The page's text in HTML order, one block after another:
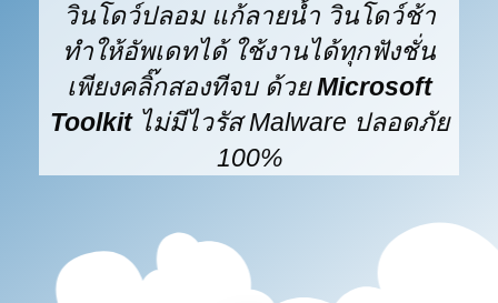
วินโดว์ปลอม แก้ลายน้ำ วินโดว์ช้า
ทำให้อัพเดทได้ ใช้งานได้ทุกฟังชั่น
เพียงคลิ๊กสองทีจบ ด้วยMicrosoft
Toolkitไม่มีไวรัส Malware ปลอดภัย
100%